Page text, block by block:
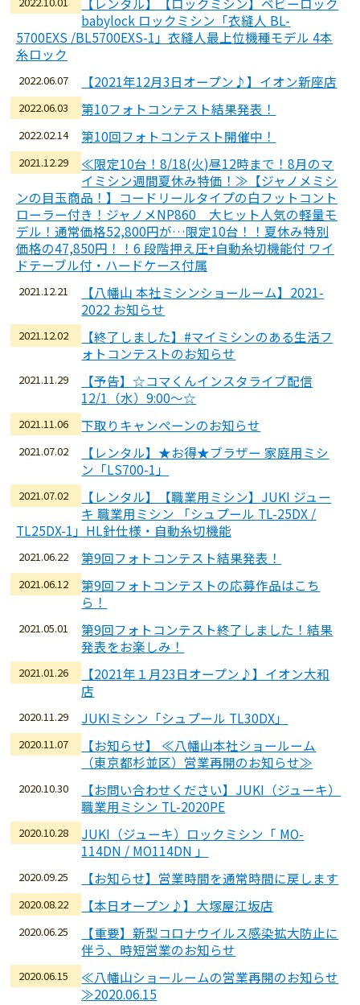
babylock ロックミシン「衣縫人 BL-
5700EXS /BL5700EXS-1」衣縫人最上位機種モデル 4本
糸ロック
2022.06.07 【2021年12月3日オープン♪】イオン新座店
2022.06.03 第10フォトコンテスト結果発表！
2022.02.14 第10回フォトコンテスト開催中！
2021.12.29
≪限定10台！8/18(火)昼12時まで！8月のマ
イミシン週間夏休み特価！≫【ジャノメミシ
ンの目玉商品！】コードリールタイプの白フットコント
ローラー付き！ジャノメNP860 大ヒット人気の軽量モ
デル！通常価格52,800円が…限定10台！！夏休み特別
価格の47,850円！！6 段階押え圧+自動糸切機能付 ワイ
ドテーブル付・ハードケース付属
2021.12.21
【八幡山 本社ミシンショールーム】2021-
2022 お知らせ
2021.12.02
【終了しました】#マイミシンのある生活フ
ォトコンテストのお知らせ
2021.11.29
【予告】☆コマくんインスタライブ配信
12/1（水）9:00～☆
2021.11.06 下取りキャンペーンのお知らせ
2021.07.02
【レンタル】★お得★ブラザー 家庭用ミシ
ン「LS700-1」
2021.07.02
【レンタル】【職業用ミシン】JUKI ジュー
キ 職業用ミシン 「シュプール TL-25DX /
TL25DX-1」HL針仕様・自動糸切機能
2021.06.22 第9回フォトコンテスト結果発表！
2021.06.12
第9回フォトコンテストの応募作品はこち
ら！
2021.05.01
第9回フォトコンテスト終了しました！結果
発表をお楽しみ！
2021.01.26
【2021年１月23日オープン♪】イオン大和
店
2020.11.29 JUKIミシン「シュプール TL30DX」
2020.11.07
【お知らせ】 ≪八幡山本社ショールーム
（東京都杉並区）営業再開のお知らせ≫
2020.10.30
【お問い合わせください】JUKI（ジューキ）
職業用ミシン TL-2020PE
2020.10.28
JUKI（ジューキ）ロックミシン「 MO-
114DN / MO114DN 」
2020.09.25 【お知らせ】営業時間を通常時間に戻します
2020.08.22 【本日オープン♪】大塚屋江坂店
2020.06.25
【重要】新型コロナウイルス感染拡大防止に
伴う、時短営業のお知らせ
2020.06.15
≪八幡山ショールームの営業再開のお知らせ
≫2020.06.15